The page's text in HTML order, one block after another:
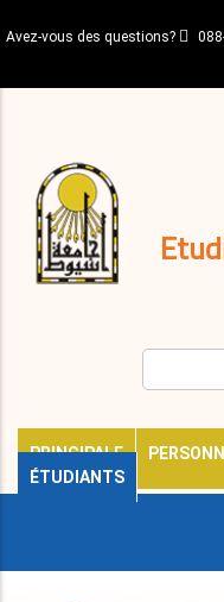
au
principal
Avez-vous des questions?
PRINCIPALE
ÉTUDIANTS
décisions
Expatriés
Journal